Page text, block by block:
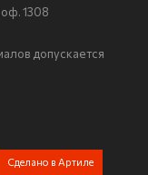
оф. 1308
допускается
Сделано в Артиле